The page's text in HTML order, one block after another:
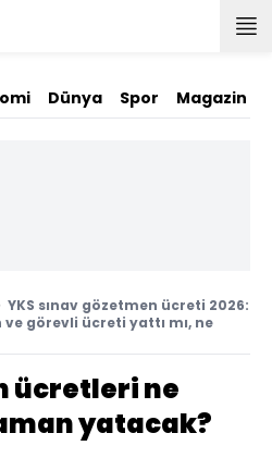
Dünya Spor Magazin
YKS sınav gözetmen ücreti 2026:
ve görevli ücreti yattı mı, ne
ücretleri ne
yatacak?